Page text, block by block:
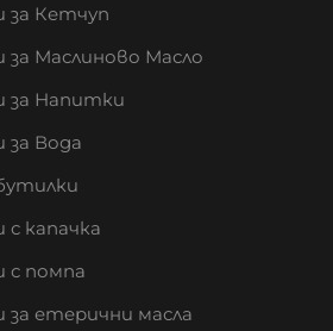
за Кетчуп
Маслиново Масло
за Напитки
за Вода
капачка
с помпа
етерични масла